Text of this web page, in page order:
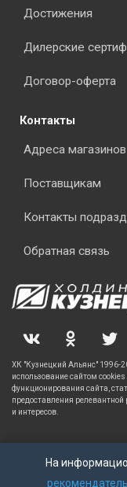
На
Достижения
Дилерские
Договор-оферта
Контакты
Адреса магазинов
Поставщикам
Контакты
Обратная связь
ХК "Кузнецкий Альянс" 1996-
использование сайтом
функционирования сайта,
предоставления
и интересов.